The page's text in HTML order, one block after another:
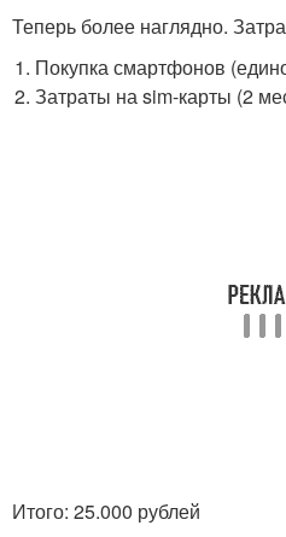
Теперь более наглядно.
Покупка смартфонов
Затраты на sim-карты (2
Итого: 25.000 рублей